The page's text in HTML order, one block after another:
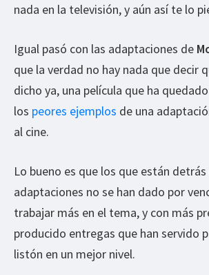
nada en la televisión, y aún así te lo
Igual pasó con las adaptaciones de
que la verdad no hay nada que decir
dicho ya, una película que ha
los peores ejemplos de una
al cine.
Lo bueno es que los que están
adaptaciones no se han dado por
trabajar más en el tema, y con más
producido entregas que han servido
listón en un mejor nivel.